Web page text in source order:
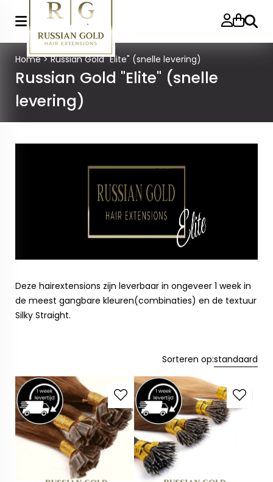
Home>Russian Gold "Elite" (snelle levering)
Russian Gold "Elite" (snelle
levering)
Deze hairextensions zijn leverbaar in ongeveer 1 week in
de meest gangbare kleuren(combinaties) en de textuur
Silky Straight.
Sorteren op:standaard